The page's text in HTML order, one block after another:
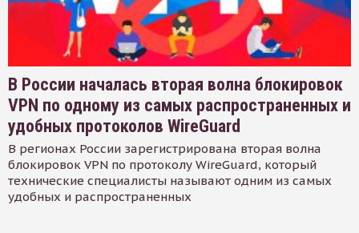
В России началась вторая волна блокировок
VPN по одному из самых распространенных и
удобных протоколов WireGuard
В регионах России зарегистрирована вторая волна
блокировок VPN по протоколу WireGuard, который
технические специалисты называют одним из самых
удобных и распространенных